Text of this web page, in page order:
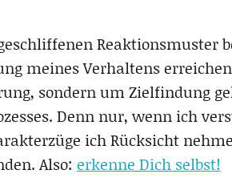
Reaktionsmuster
meines Verhaltens
sondern um Zielfindung
Denn nur, wenn ich
ich Rücksicht
Also: erkenne Dich selbst!